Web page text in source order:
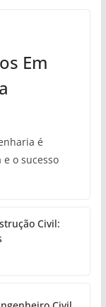
Em
é
o sucesso
Civil: